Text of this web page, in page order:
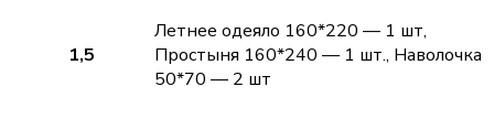
1,5
Летнее одеяло 160*220 — 1 шт,
Простыня 160*240 — 1 шт., Наволочка
50*70 — 2 шт